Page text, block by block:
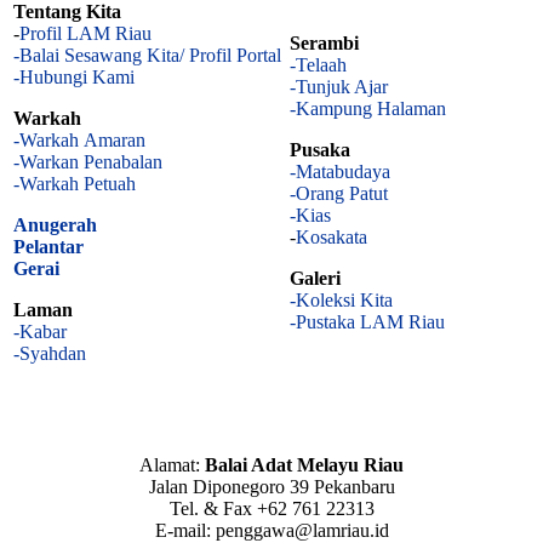
Tentang Kita
-Profil LAM Riau
-Balai Sesawang Kita/ Profil Portal
-Hubungi Kami
Warkah
-Warkah Amaran
-Warkan Penabalan
-Warkah Petuah
Anugerah
Pelantar
Gerai
Laman
-Kabar
-Syahdan
Serambi
-Telaah
-Tunjuk Ajar
-Kampung Halaman
Pusaka
-Matabudaya
-Orang Patut
-Kias
-Kosakata
Galeri
-Koleksi Kita
-Pustaka LAM Riau
Alamat: Balai Adat Melayu Riau
Jalan Diponegoro 39 Pekanbaru
Tel. & Fax +62 761 22313
E-mail: penggawa@lamriau.id